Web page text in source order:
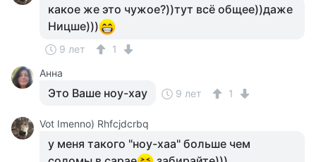
какое же это чужое?))тут всё общее))даже
Ницше)))
9 лет
1
Анна
Это Ваше ноу-хау 9 лет 1
Vot Imenno) Rhfcjdcrbq
у меня такого "ноу-хаа" больше чем